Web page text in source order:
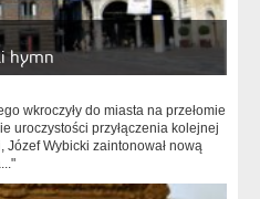
hymn
wkroczyły do miasta na przełomie
uroczystości przyłączenia kolejnej
Wybicki zaintonował nową